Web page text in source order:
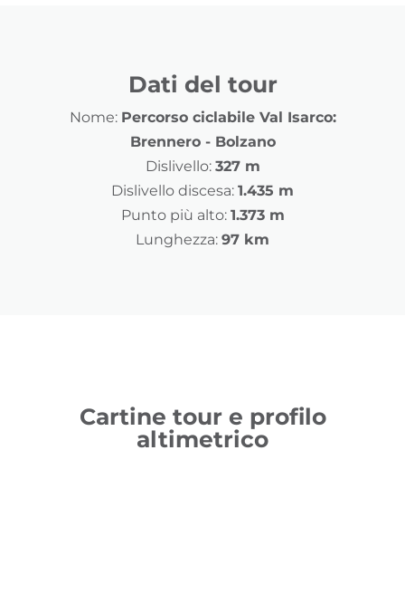
Dati del tour
Nome: Percorso ciclabile Val Isarco:
Brennero - Bolzano
Dislivello: 327 m
Dislivello discesa: 1.435 m
Punto più alto: 1.373 m
Lunghezza: 97 km
Cartine tour e profilo
altimetrico